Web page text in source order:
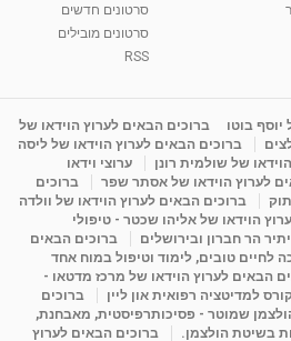
התנהגותי - קשב
09:12
עם האני הפנימי
בהרצליה-
סרטונים חדשים
סרטונים מובילים
RSS
בוטו
ברוכים הבאים לערוץ הוידאו של
ברוכים הבאים לערוץ הוידאו של ליסה
של שולמית רונן
ערוצי וידאו
לערוץ הוידאו של אסתר שפר
ברוכים
ברוכים הבאים לערוץ הוידאו של וולדה
הוידאו של אליהו שכטר - טיפולי
הר חברון ובירושלים
ברוכים הבאים
לחיים טובים, לימוד וטיפול במוח אחד
הבאים לערוץ הוידאו של מרכז מדטאו -
למדיטציה רפואית און ליין
ברוכים
שמוטר - פסיכותרפיסטית, מאבחנת,
בשיטת הולצמן.
ברוכים הבאים לערוץ